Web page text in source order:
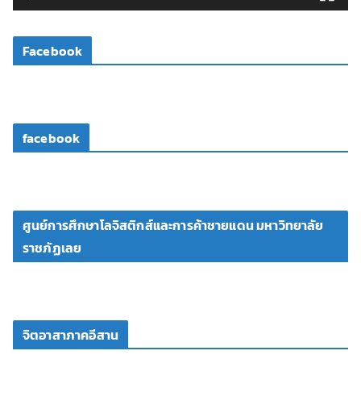
ดี
โ
Facebook
facebook
ศูนย์การศึกษาโลจิสติกส์และการค้าชายแดน มหาวิทยาลัย
ราชภัฏเลย
จิตอาสาภาคอีสาน